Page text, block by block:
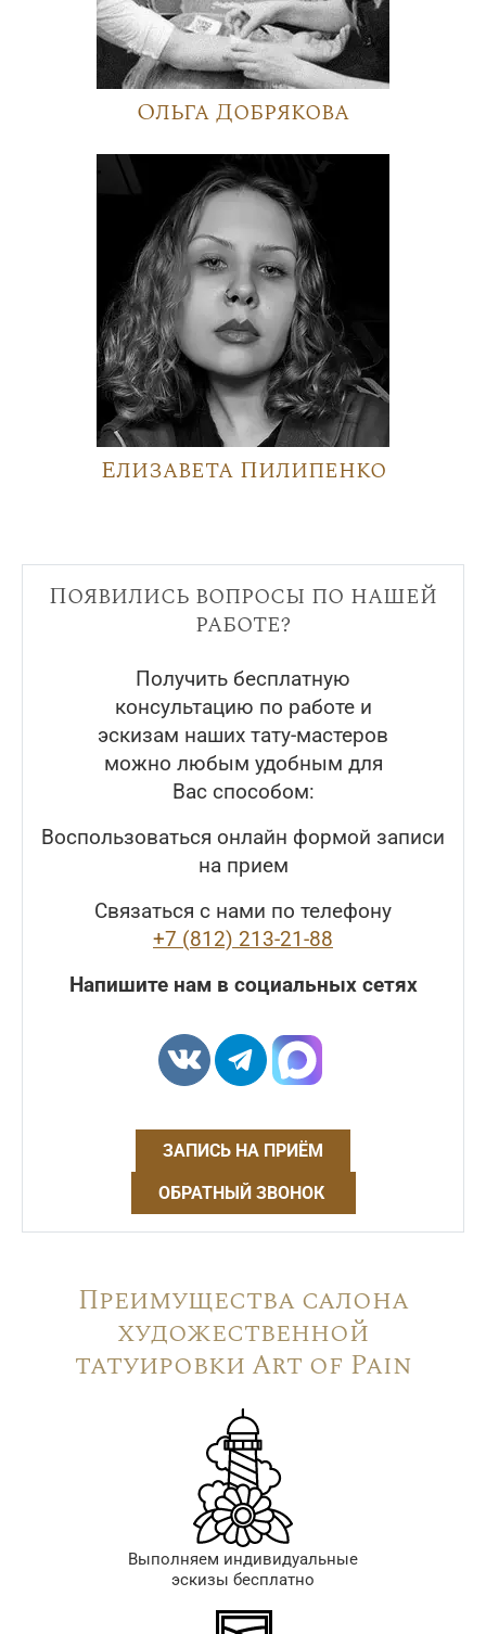
Ольга Добрякова
Елизавета Пилипенко
Появились вопросы по нашей
работе?
Получить бесплатную
консультацию по работе и
эскизам наших тату-мастеров
можно любым удобным для
Вас способом:
Воспользоваться онлайн формой записи
на прием
Связаться с нами по телефону
+7 (812) 213-21-88
Напишите нам в социальных сетях
ЗАПИСЬ НА ПРИЁМ
ОБРАТНЫЙ ЗВОНОК
Преимущества салона
художественной
татуировки Art of Pain
Выполняем индивидуальные
эскизы бесплатно